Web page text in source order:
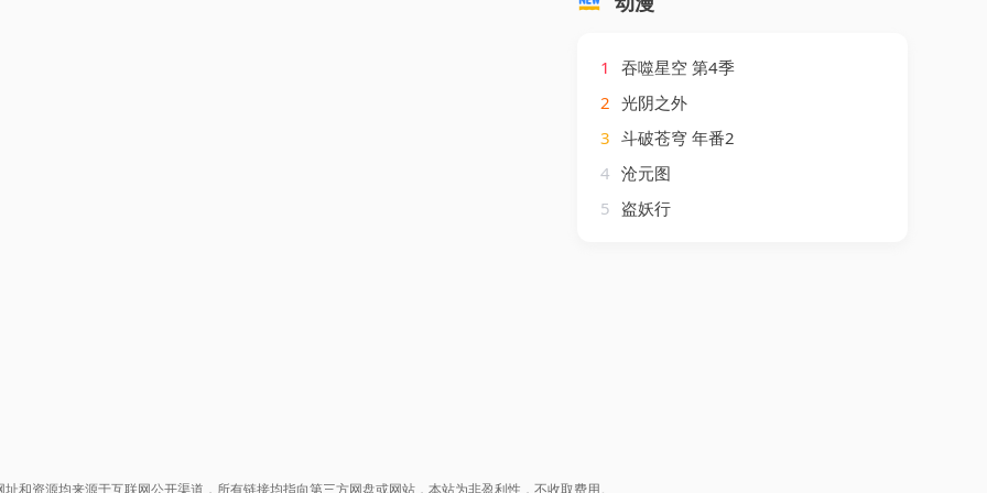
1
吞噬星空 第4季
2 光阴之外
3 斗破苍穹 年番2
4 沧元图
5 盗妖行
和资源均来源于互联网公开渠道，所有链接均指向第三方网盘或网站，本站为非盈利性，不收取费用。